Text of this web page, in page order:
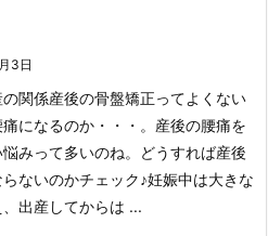
3日
関係産後の骨盤矯正ってよくない
になるのか・・・。 産後の腰痛を
みって多いのね。
どうすれば産後
ないのかチェック♪妊娠中は大きな
出産してからは ...